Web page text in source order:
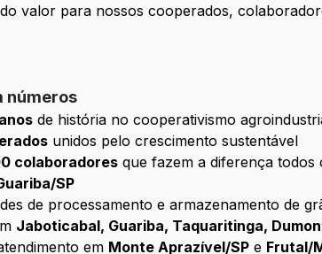
valor para nossos cooperados,
números
de história no cooperativismo
unidos pelo crescimento sustentável
colaboradores que fazem a diferença todos
SP
de processamento e armazenamento de
Jaboticabal, Guariba, Taquaritinga,
em Monte Aprazível/SP e Frutal/